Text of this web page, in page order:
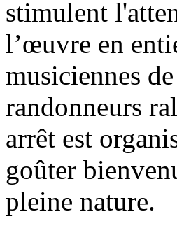
stimulent
l’œuvre en
musiciennes
randonneurs
arrêt est
goûter
pleine nature.